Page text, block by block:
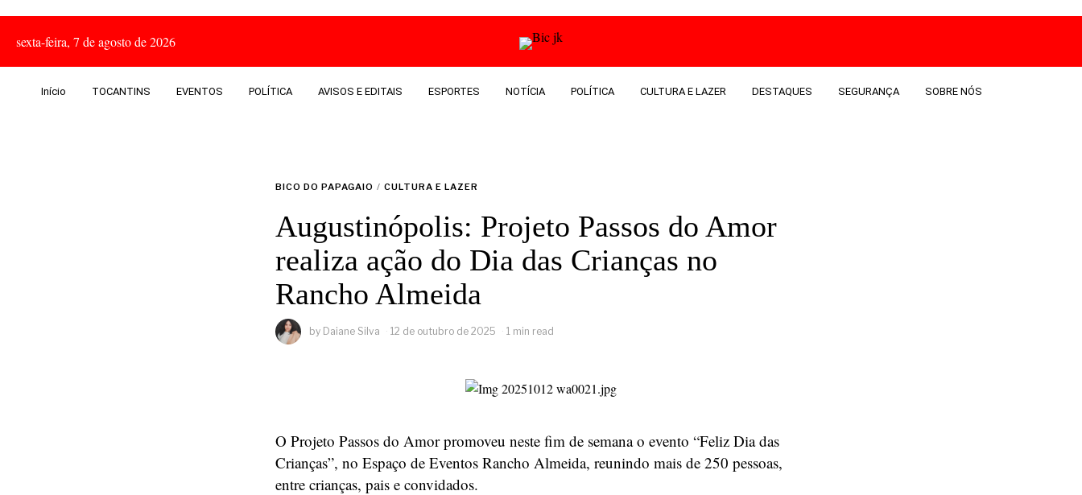
sexta-feira, 7 de agosto de 2026
Início TOCANTINS EVENTOS POLÍTICA AVISOS E EDITAIS ESPORTES NOTÍCIA POLÍTICA CULTURA E LAZER DESTAQUES SEGURANÇA SOBRE NÓS
BICO DO PAPAGAIO / CULTURA E LAZER
Augustinópolis: Projeto Passos do Amor
realiza ação do Dia das Crianças no
Rancho Almeida
by Daiane Silva 12 de outubro de 2025 1 min read
O Projeto Passos do Amor promoveu neste fim de semana o evento “Feliz Dia das
Crianças”, no Espaço de Eventos Rancho Almeida, reunindo mais de 250 pessoas,
entre crianças, pais e convidados.